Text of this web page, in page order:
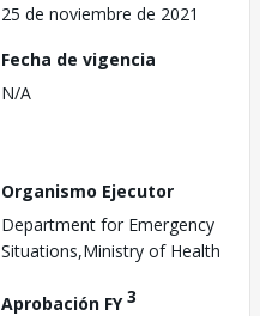
25 de noviembre de 2021
Fecha de vigencia
N/A
Organismo Ejecutor
Department for Emergency
Situations,Ministry of Health
Aprobación FY3